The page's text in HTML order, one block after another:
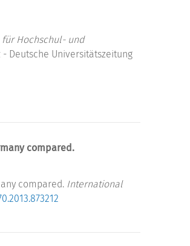
für Hochschul- und
- Deutsche Universitätszeitung
compared.
compared. International